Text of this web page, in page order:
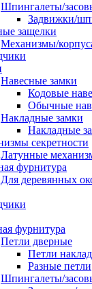
Шпингалеты/
Задвижки/
защелки
Механизмы/
Навесные замки
Кодовые
Обычные
Накладные замки
Накладные
секретности
Латунные
фурнитура
Для деревянных
фурнитура
Петли дверные
Петли
Разные петли
Шпингалеты/